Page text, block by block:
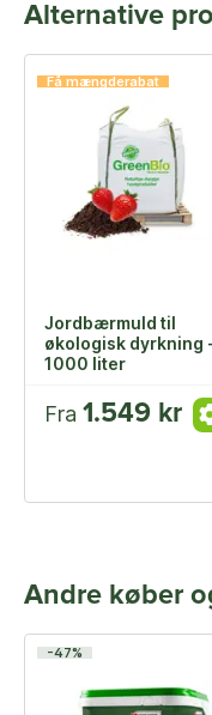
Alternative
Få mængderabat
Jordbærmuld til
økologisk dyrkning
1000 liter
Fra 1.549 kr
Andre køber
-47%